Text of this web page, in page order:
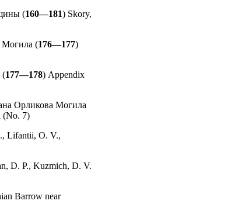
(160—181) Skory,
Могила (176—177)
(177—178) Appendix
Орликова Могила
(No. 7)
Lifantii, O. V.,
D. P., Kuzmich, D. V.
Barrow near